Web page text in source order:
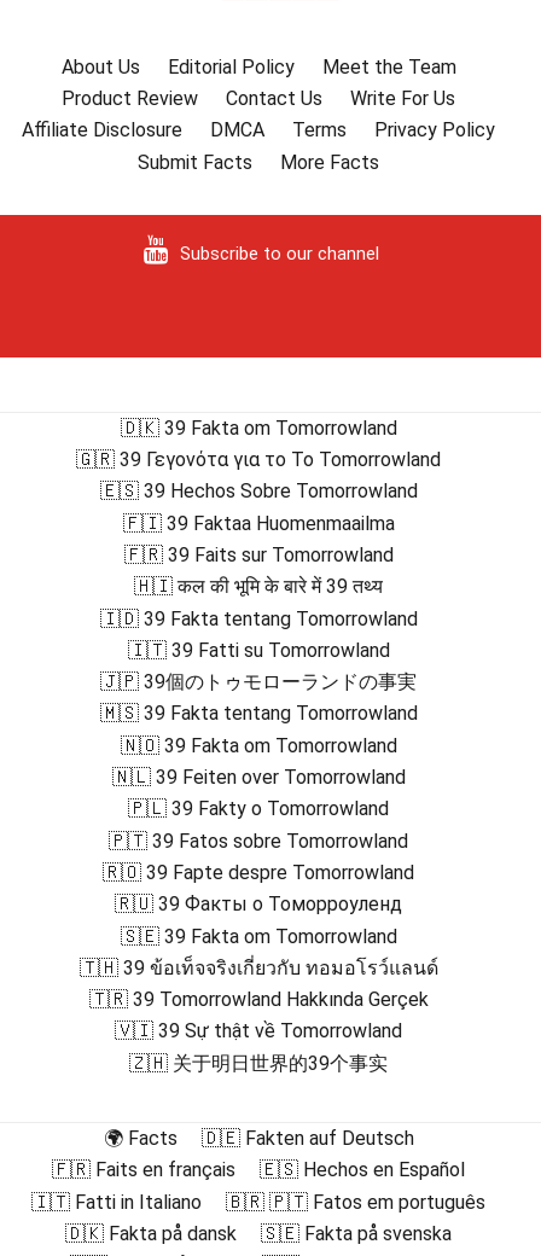
About Us Editorial Policy
Meet the Team
Product Review
Contact Us
Write For Us
Affiliate Disclosure
DMCA Terms
Privacy Policy
Submit Facts
More Facts
Subscribe to our channel
🇩🇰 39 Fakta om Tomorrowland
🇬🇷 39 Γεγονότα για το Το Tomorrowland
🇪🇸 39 Hechos Sobre Tomorrowland
🇫🇮 39 Faktaa Huomenmaailma
🇫🇷 39 Faits sur Tomorrowland
🇭🇮 कल की भूमि के बारे में 39 तथ्य
🇮🇩 39 Fakta tentang Tomorrowland
🇮🇹 39 Fatti su Tomorrowland
🇯🇵 39個のトゥモローランドの事実
🇲🇸 39 Fakta tentang Tomorrowland
🇳🇴 39 Fakta om Tomorrowland
🇳🇱 39 Feiten over Tomorrowland
🇵🇱 39 Fakty o Tomorrowland
🇵🇹 39 Fatos sobre Tomorrowland
🇷🇴 39 Fapte despre Tomorrowland
🇷🇺 39 Факты о Томорроуленд
🇸🇪 39 Fakta om Tomorrowland
🇹🇭 39 ข้อเท็จจริงเกี่ยวกับ ทอมอโรว์แลนด์
🇹🇷 39 Tomorrowland Hakkında Gerçek
🇻🇮 39 Sự thật về Tomorrowland
🇿🇭 关于明日世界的39个事实
🌍 Facts
🇩🇪 Fakten auf Deutsch
🇫🇷 Faits en français
🇪🇸 Hechos en Español
🇮🇹 Fatti in Italiano
🇧🇷 🇵🇹 Fatos em português
🇩🇰 Fakta på dansk
🇸🇪 Fakta på svenska